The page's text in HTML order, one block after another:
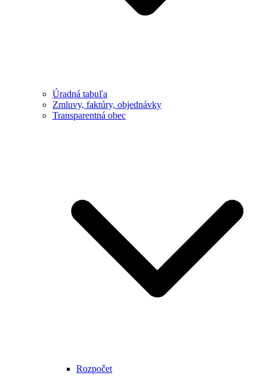
Úradná tabuľa
Zmluvy, faktúry, objednávky
Transparentná obec
Rozpočet